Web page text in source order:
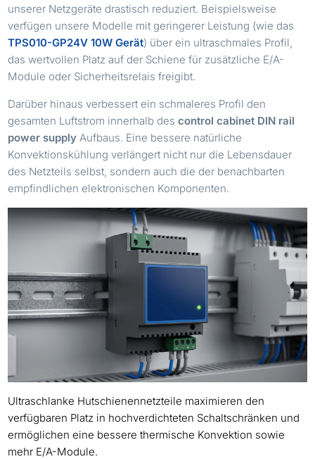
unserer Netzgeräte drastisch reduziert. Beispielsweise
verfügen unsere Modelle mit geringerer Leistung (wie das
TPS010-GP24V 10W Gerät) über ein ultraschmales Profil,
das wertvollen Platz auf der Schiene für zusätzliche E/A-
Module oder Sicherheitsrelais freigibt.
Darüber hinaus verbessert ein schmaleres Profil den
gesamten Luftstrom innerhalb descontrol cabinet DIN rail
power supply Aufbaus. Eine bessere natürliche
Konvektionskühlung verlängert nicht nur die Lebensdauer
des Netzteils selbst, sondern auch die der benachbarten
empfindlichen elektronischen Komponenten.
Ultraschlanke Hutschienennetzteile maximieren den
verfügbaren Platz in hochverdichteten Schaltschränken und
ermöglichen eine bessere thermische Konvektion sowie
mehr E/A-Module.